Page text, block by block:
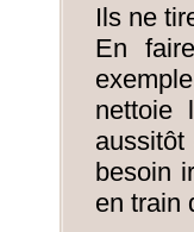
Ils ne
En
nettoie
besoin
en train